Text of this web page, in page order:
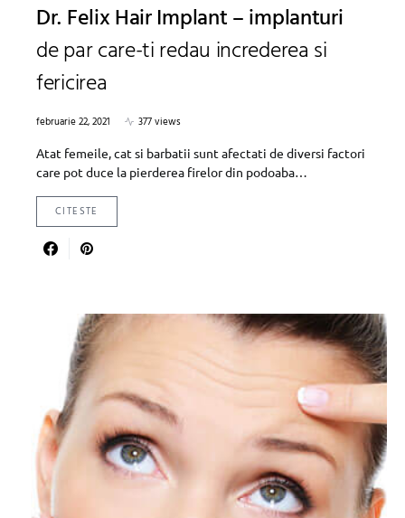
Dr. Felix Hair Implant – implanturi
de par care-ti redau increderea si
fericirea
februarie 22, 2021
377 views
Atat femeile, cat si barbatii sunt afectati de diversi factori
care pot duce la pierderea firelor din podoaba…
CITESTE